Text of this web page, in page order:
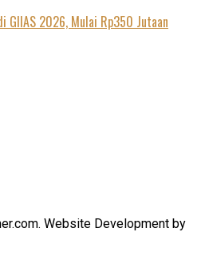
GIIAS 2026, Mulai Rp350 Jutaan
Website Development by